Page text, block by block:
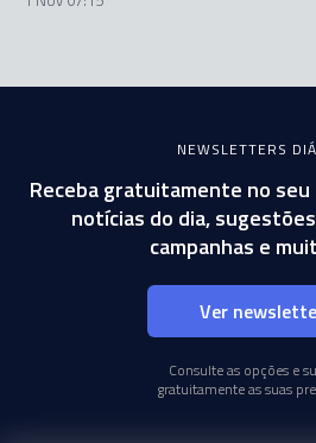
NEWSLETTERS
Receba gratuitamente no seu
notícias do dia,
campanhas e
Ver
Consulte as opções e
gratuitamente as suas